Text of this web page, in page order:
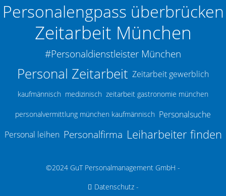
Personalengpass überbrücken
Zeitarbeit München
#Personaldienstleister München
Personal Zeitarbeit Zeitarbeit gewerblich
kaufmännisch medizinisch zeitarbeit gastronomie münchen
personalvermittlung münchen kaufmännisch Personalsuche
Personal leihen Personalfirma Leiharbeiter finden
©2024 GuT Personalmanagement GmbH -
Datenschutz-